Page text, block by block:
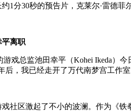
1分30秒的预告片，克莱尔·雷德
平离职
戏总监池田幸平（Kohei Ikeda）今
后，我已经走开了万代南梦宫工作
区激起了不小的波澜。作为《铁